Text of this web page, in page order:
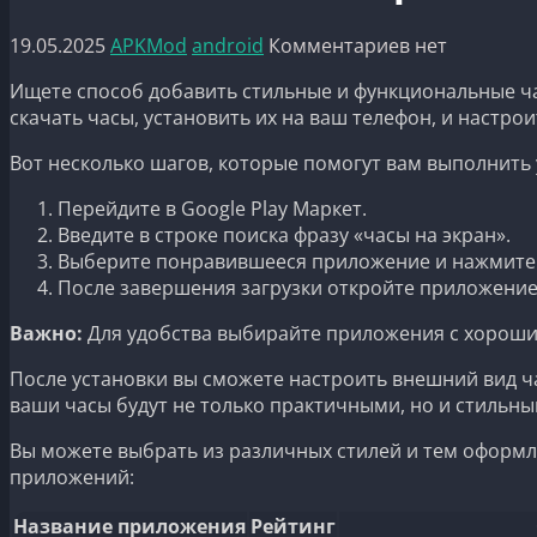
19.05.2025APKMod android Комментариев нет
Ищете способ добавить стильные и функциональные
скачать часы, установить их на ваш телефон, и
Вот несколько шагов, которые помогут вам выполнить
Перейдите в Google Play Маркет.
Введите в строке поиска фразу «часы на экран».
Выберите понравившееся приложение и нажмите
После завершения загрузки откройте
Важно: Для удобства выбирайте приложения с
После установки вы сможете настроить внешний вид
ваши часы будут не только практичными, но и
Вы можете выбрать из различных стилей и тем
приложений:
Название приложения Рейтинг